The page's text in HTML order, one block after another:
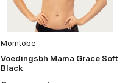
Momtobe
Voedingsbh Mama Grace Soft
Black